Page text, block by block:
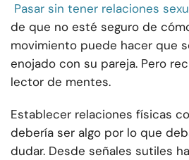
Pasar sin tener relaciones
de que no esté seguro de
movimiento puede hacer que
enojado con su pareja. Pero
lector de mentes.
Establecer relaciones físicas
debería ser algo por lo que
dudar. Desde señales sutiles